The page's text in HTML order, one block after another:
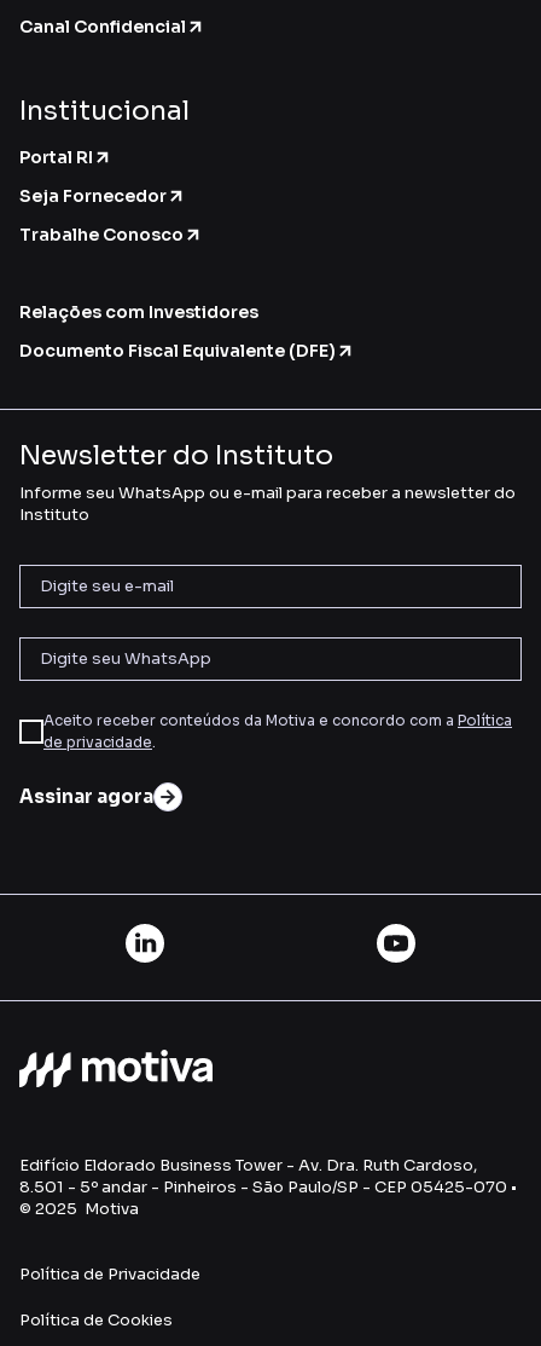
Canal Confidencial
Institucional
Portal RI
Seja Fornecedor
Trabalhe Conosco
Relações com Investidores
Documento Fiscal Equivalente (DFE)
Newsletter do Instituto
Informe seu WhatsApp ou e-mail para receber a newsletter do
Instituto
Aceito receber conteúdos da Motiva e concordo com a Política
de privacidade.
Assinar agora
Edifício Eldorado Business Tower - Av. Dra. Ruth Cardoso,
8.501 - 5º andar - Pinheiros - São Paulo/SP - CEP 05425-070 •
© 2025 Motiva
Política de Privacidade
Política de Cookies